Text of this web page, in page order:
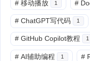
# 移动播放 1 #
# ChatGPT写代码 1
# GitHub Copilot教程 1
# AI辅助编程 1 #